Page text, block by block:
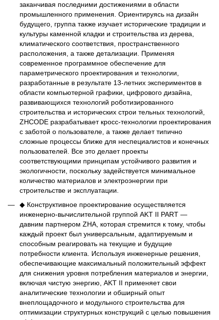
заканчивая последними достижениями в области
промышленного применения. Ориентируясь на дизайн
будущего, группа также изучает исторические традиции и
культуры каменной кладки и строительства из дерева,
климатического соответствия, пространственного
расположения, а также детализации. Применяя
современное программное обеспечение для
параметрического проектирования и технологии,
разработанные в результате 13-летних экспериментов в
области компьютерной графики, цифрового дизайна,
развивающихся технологий роботизированного
строительства и исторических строи тельных технологий,
ZHCODE разрабатывает кросс-технологии проектирования
с заботой о пользователе, а также делает типично
сложные процессы ближе для неспециалистов и конечных
пользователей. Все это делает проекты
соответствующими принципам устойчивого развития и
экологичности, поскольку задействуется минимальное
количество материалов и электроэнергии при
строительстве и эксплуатации.
◆ Конструктивное проектирование осуществляется
инженерно-вычислительной группой AKT II PART —
давним партнером ZHA, которая стремится к тому, чтобы
каждый проект был универсальным, адаптируемым и
способным реагировать на текущие и будущие
потребности клиента. Используя инженерные решения,
обеспечивающие максимальный положительный эффект
для снижения уровня потребления материалов и энергии,
включая чистую энергию, AKT II применяет свои
аналитические технологии и обширный опыт
внеплощадочного и модульного строительства для
оптимизации структурных конструкций с целью повышения